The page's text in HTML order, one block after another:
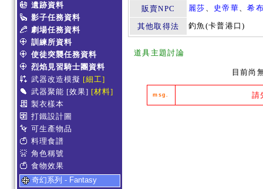
遺跡資料
影子任務資料
劇場任務資料
訓練所資料
使徒突襲任務資料
烈焰見習騎士團資料
武器改造模擬 [細工]
武器聚能 [效果] [材料]
製衣樣本
打鐵設計圖
可生產物品
料理食譜
角色稱號
食物效果
奇幻系列 - Fantasy
販賣NPC 麗莎 、 史帝華、希
其他取得法 釣魚(卡普港口)
道具主題討論
目前尚
msg. 請